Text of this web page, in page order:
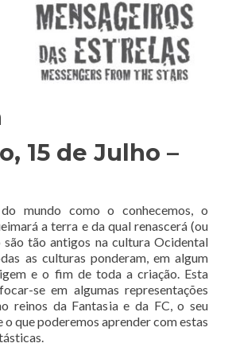
15 de Julho –
mundo como o conhecemos, o
a terra e da qual renascerá (ou
são tão antigos na cultura Ocidental
as culturas ponderam, em algum
e o fim de toda a criação. Esta
se em algumas representações
reinos da Fantasia e da FC, o seu
que poderemos aprender com estas